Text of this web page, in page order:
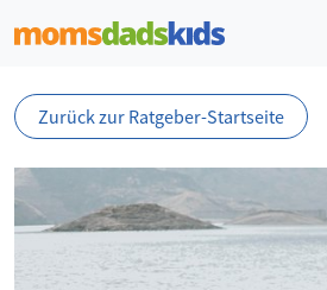
Zurück zur Ratgeber-Startseite